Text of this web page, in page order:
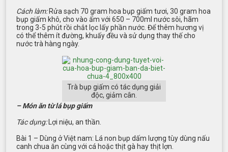
Cách làm:Rửa sạch 70 gram hoa bụp giấm tươi, 30 gram hoa
bụp giấm khô, cho vào ấm với 650 – 700ml nước sôi, hãm
trong 3-5 phút rồi chắt lọc lấy phần nước. Để thêm hương vị
có thể thêm ít đường, khuấy đều và sử dụng thay thế cho
nước trà hàng ngày.
Trà bụp giấm có tác dụng giải
độc, giảm cân.
– Món ăn từ lá bụp giấm
Tác dụng:Lợi niệu, an thần.
Bài 1 – Dùng ở Việt nam: Lá non bụp dấm lượng tùy dùng nấu
canh chua ăn cùng với cá hoặc thịt gà hay thịt lợn.